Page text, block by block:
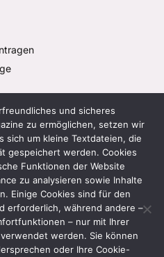
InstagramPinterestTikTok
HAFTUNGSAUSSCHLUSS
und sicheres
zu ermöglichen, setzen wir
sich um kleine Textdateien, die
gespeichert werden. Cookies
Funktionen der Website
zu analysieren sowie Inhalte
Einige Cookies sind für den
erforderlich, während andere –
– nur mit Ihrer
werden. Sie können
oder Ihre Cookie-